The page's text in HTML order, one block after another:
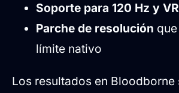
Soporte para 120 Hz y
Parche de resolución
límite nativo
Los resultados en Bloodborne